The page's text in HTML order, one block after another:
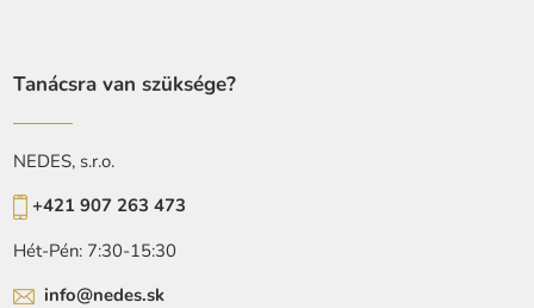
Tanácsra van szüksége?
NEDES, s.r.o.
+421 907 263 473
Hét-Pén: 7:30-15:30
info@nedes.sk